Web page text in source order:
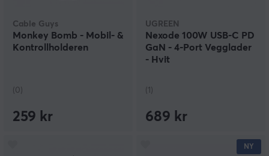
Cable Guys
Monkey Bomb - Mobil- &
Kontrollholderen
(0)
259 kr
UGREEN
Nexode 100W USB-C PD
GaN - 4-Port Vegglader
- Hvit
(1)
689 kr
NY